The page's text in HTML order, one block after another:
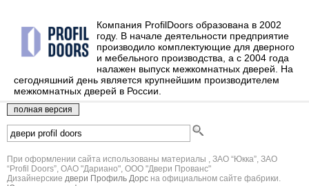
Компания ProfilDoors образована в 2002
году. В начале деятельности предприятие
производило комплектующие для дверного
и мебельного производства, а с 2004 года
налажен выпуск межкомнатных дверей. На
сегодняшний день является крупнейшим производителем
межкомнатных дверей в России.
При оформлении сайта использованы материалы , ЗАО “Юкка”, ЗАО
“Profil Doors”, ОАО "Дариано", ООО "Двери Прованс"
Дизайнерские двери Профиль Дорс на официальном сайте фабрики.